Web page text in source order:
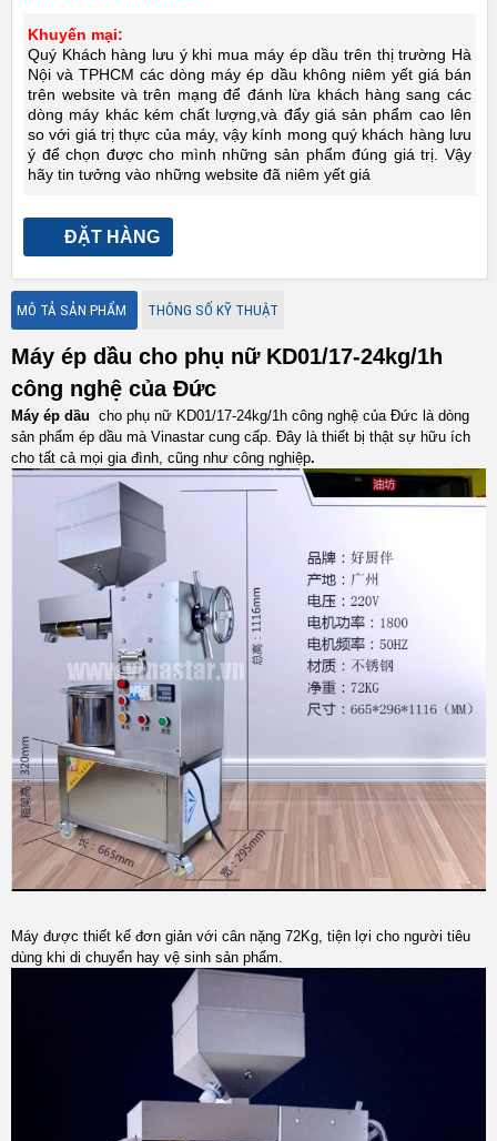
Khuyến mại:
Quý Khách hàng lưu ý khi mua máy ép dầu trên thị trường Hà
Nội và TPHCM các dòng máy ép dầu không niêm yết giá bán
trên website và trên mạng để đánh lừa khách hàng sang các
dòng máy khác kém chất lượng,và đẩy giá sản phẩm cao lên
so với giá trị thực của máy, vậy kính mong quý khách hàng lưu
ý để chọn được cho mình những sản phẩm đúng giá trị. Vậy
hãy tin tưởng vào những website đã niêm yết giá
ĐẶT HÀNG
MÔ TẢ SẢN PHẨM THÔNG SỐ KỸ THUẬT
Máy ép dầu cho phụ nữ KD01/17-24kg/1h
công nghệ của Đức
Máy ép dầu cho phụ nữ KD01/17-24kg/1h công nghệ của Đức là dòng
sản phẩm ép dầu mà Vinastar cung cấp. Đây là thiết bị thật sự hữu ích
cho tất cả mọi gia đình, cũng như công nghiệp.
Máy được thiết kế đơn giản với cân nặng 72Kg, tiện lợi cho người tiêu
dùng khi di chuyển hay vệ sinh sản phẩm.